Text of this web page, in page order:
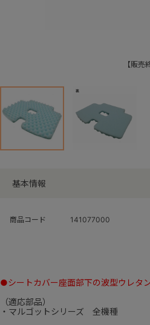
【販
基本情報
商品コード 141077000
●シートカバー座面部下の波型ウレタ
（適応部品）
・マルゴットシリーズ 全機種